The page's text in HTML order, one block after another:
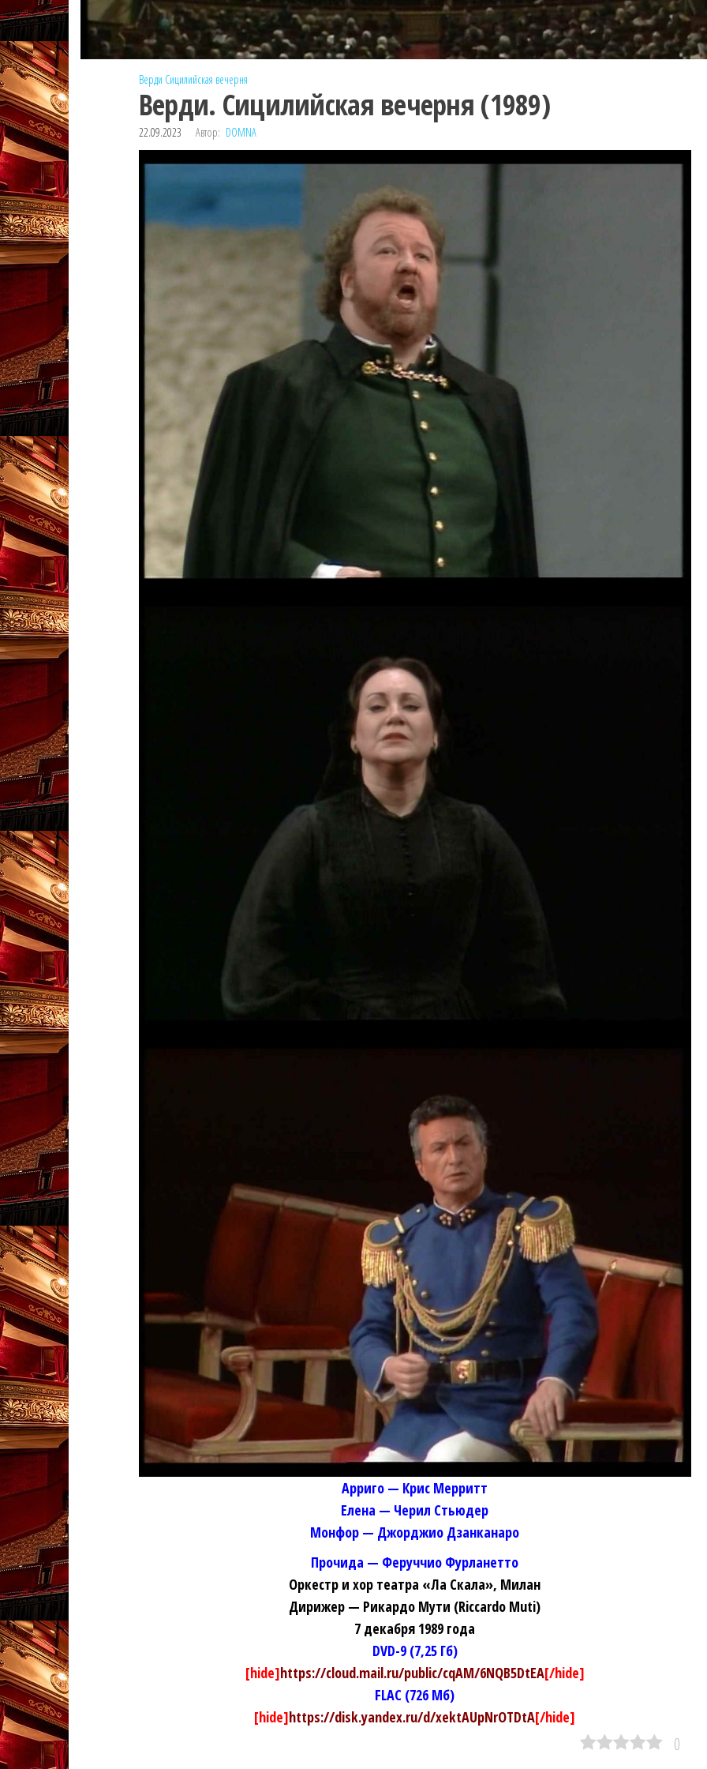
Верди Сицилийская вечерня
Верди. Сицилийская вечерня (1989)
22.09.2023 Автор: DOMNA
Арриго — Крис Мерритт
Елена — Черил Стьюдер
Монфор — Джорджио Дзанканаро
Прочида — Феруччио Фурланетто
Оркестр и хор театра «Ла Скала», Милан
Дирижер — Рикардо Мути (Riccardo Muti)
7 декабря 1989 года
DVD-9 (7,25 Гб)
[hide]https://cloud.mail.ru/public/cqAM/6NQB5DtEA[/hide]
FLAC (726 Мб)
[hide]https://disk.yandex.ru/d/xektAUpNrOTDtA[/hide]
0